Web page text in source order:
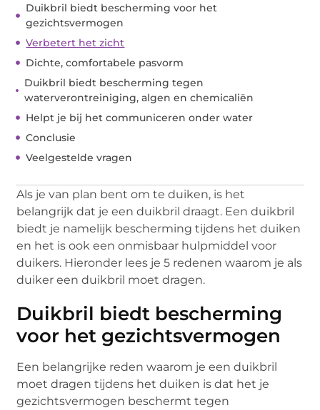
Duikbril biedt bescherming voor het
gezichtsvermogen
Verbetert het zicht
Dichte, comfortabele pasvorm
Duikbril biedt bescherming tegen
waterverontreiniging, algen en chemicaliën
Helpt je bij het communiceren onder water
Conclusie
Veelgestelde vragen
Als je van plan bent om te duiken, is het
belangrijk dat je een duikbril draagt. Een duikbril
biedt je namelijk bescherming tijdens het duiken
en het is ook een onmisbaar hulpmiddel voor
duikers. Hieronder lees je 5 redenen waarom je als
duiker een duikbril moet dragen.
Duikbril biedt bescherming
voor het gezichtsvermogen
Een belangrijke reden waarom je een duikbril
moet dragen tijdens het duiken is dat het je
gezichtsvermogen beschermt tegen